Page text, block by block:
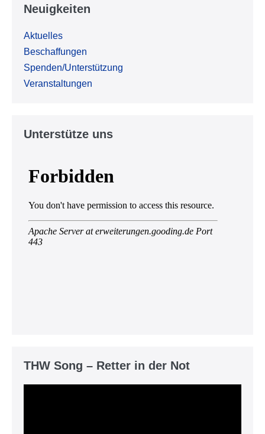
Neuigkeiten
Aktuelles
Beschaffungen
Spenden/Unterstützung
Veranstaltungen
Unterstütze uns
THW Song – Retter in der Not